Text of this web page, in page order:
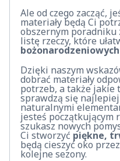
Ale od czego zacząć,
materiały będą Ci
obszernym poradniku
listę rzeczy, które
Dzięki naszym
dobrać materiały
potrzeb, a także jakie
sprawdzą się
naturalnymi
jesteś początkującym
szukasz nowych
Ci stworzyć piękne,
będą cieszyć oko
kolejne sezony.